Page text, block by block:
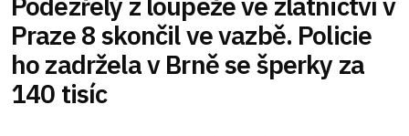
Praze 8 skončil ve vazbě. Policie
ho zadržela v Brně se šperky za
140 tisíc